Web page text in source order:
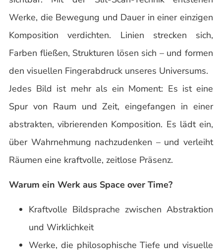
Werke, die Bewegung und Dauer in einer einzigen
Komposition verdichten. Linien strecken sich,
Farben fließen, Strukturen lösen sich – und formen
den visuellen Fingerabdruck unseres Universums.
Jedes Bild ist mehr als ein Moment: Es ist eine
Spur von Raum und Zeit, eingefangen in einer
abstrakten, vibrierenden Komposition. Es lädt ein,
über Wahrnehmung nachzudenken – und verleiht
Räumen eine kraftvolle, zeitlose Präsenz.
Warum ein Werk aus Space over Time?
Kraftvolle Bildsprache zwischen Abstraktion
und Wirklichkeit
Werke, die philosophische Tiefe und visuelle